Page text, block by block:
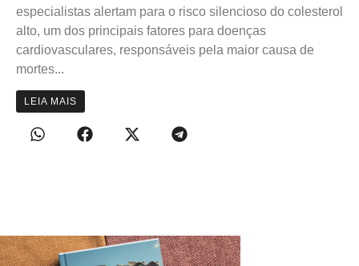
especialistas alertam para o risco silencioso do colesterol
alto, um dos principais fatores para doenças
cardiovasculares, responsáveis pela maior causa de
mortes...
LEIA MAIS